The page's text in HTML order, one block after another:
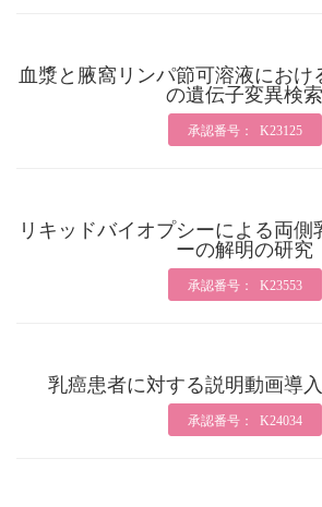
血漿と腋窩リンパ節可溶液におけ
の遺伝子変異検索
承認番号： K23125
リキッドバイオプシーによる両側
ーの解明の研究
承認番号： K23553
乳癌患者に対する説明動画導
承認番号： K24034